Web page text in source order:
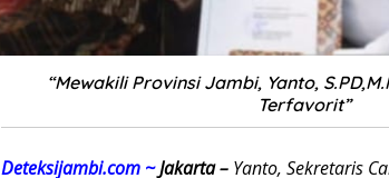
“Mewakili Provinsi Jambi, Yanto,
Terfavorit”
Deteksijambi.com ~Jakarta – Yanto, Sekretaris